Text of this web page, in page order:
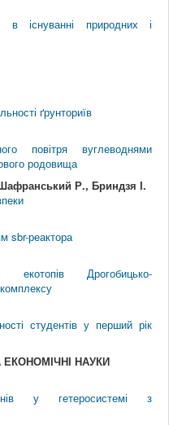
в існуванні природних і
ґрунториїв
повітря вуглеводнями
родовища
Р., Бриндзя І.
sbr-реактора
екотопів Дрогобицько-
студентів у перший рік
НАУКИ
у гетеросистемі з